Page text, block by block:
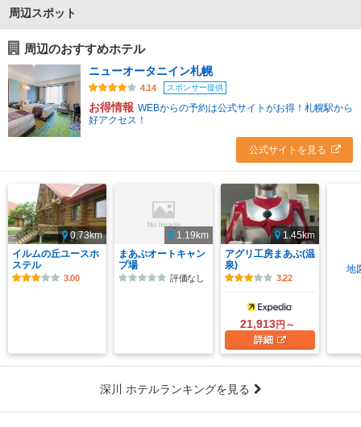
周辺スポット
周辺のおすすめホテル
ニューオータニイン札幌
4.14 スポンサー提供
お得情報 WEBからの予約は公式サイトがお得！札幌駅から
好アクセス！
公式サイトを見る
0.73km
イルムの丘ユースホ
ステル
3.00
1.19km
まあぶオートキャン
プ場
評価なし
1.45km
アグリ工房まあぶ(温
泉)
3.22
21,913円～
詳細
地
深川 ホテルランキングを見る